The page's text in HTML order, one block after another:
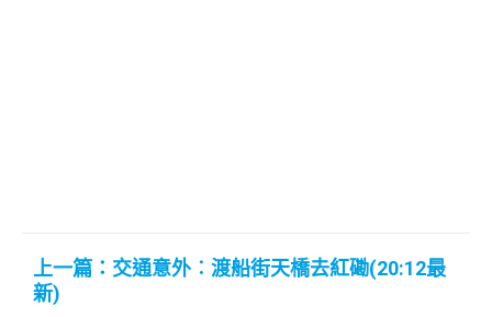
上一篇：交通意外︰渡船街天橋去紅磡(20:12最
新)